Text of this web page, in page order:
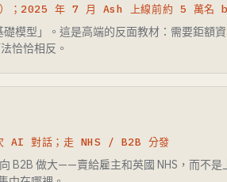
；2025 年 7 月 Ash 上線前約 5 萬名
模型」。這是高端的反面教材：需要鉅額
恰恰相反。
AI 對話；走 NHS / B2B 分發
B2B 做大——賣給雇主和英國 NHS，而不